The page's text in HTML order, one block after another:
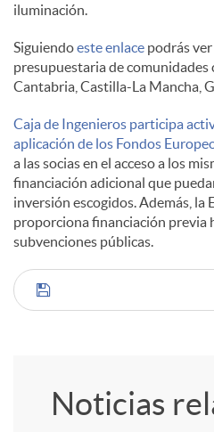
i
d
o
s
iluminación.
Siguiendoeste enlace podrás
presupuestaria de comunidades
Cantabria, Castilla-La Mancha,
Caja de Ingenieros participa
aplicación de los Fondos
a las socias en el acceso a los
financiación adicional que
inversión escogidos. Además, la
proporciona financiación previa
subvenciones públicas.
C
Noticias